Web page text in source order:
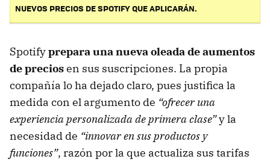
NUEVOS PRECIOS DE SPOTIFY QUE APLICARÁN.
Spotifyprepara una nueva oleada de aumentos
de preciosen sus suscripciones. La propia
compañía lo ha dejado claro, pues justifica la
medida con el argumento de “ofrecer una
experiencia personalizada de primera clase”y la
necesidad de “innovar en sus productos y
funciones”, razón por la que actualiza sus tarifas